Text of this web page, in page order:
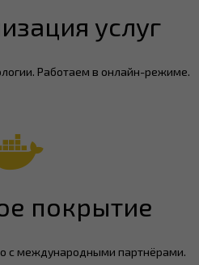
услуг
Работаем в онлайн-режиме.
покрытие
с международными партнёрами.